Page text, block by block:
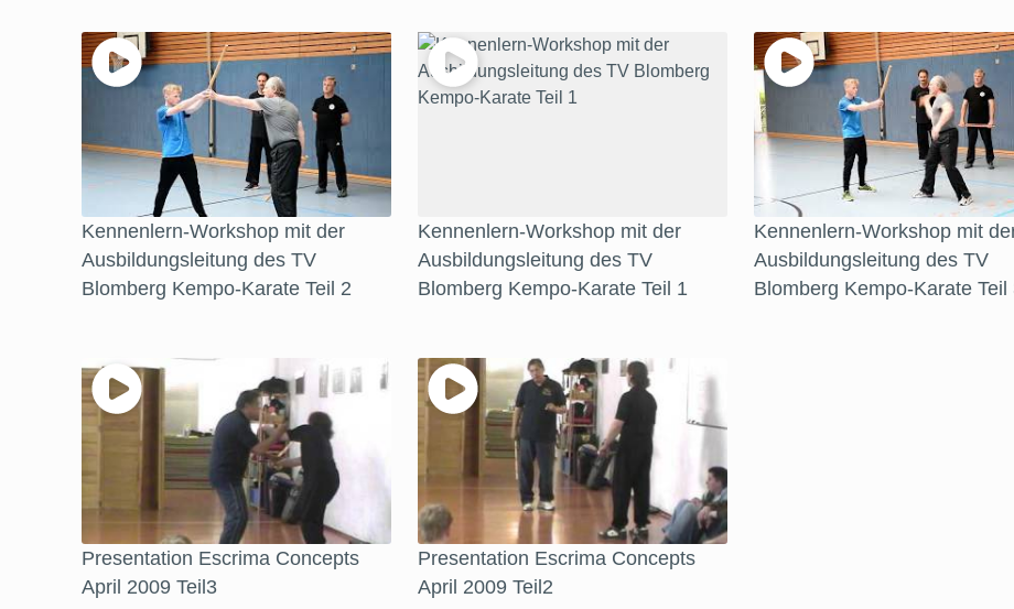
Kennenlern-Workshop mit der
Ausbildungsleitung des TV
Blomberg Kempo-Karate Teil 2
Kennenlern-Workshop mit der
Ausbildungsleitung des TV
Blomberg Kempo-Karate Teil 1
Kennenlern-Workshop mit
Ausbildungsleitung des TV
Blomberg Kempo-Karate Teil
Presentation Escrima Concepts
April 2009 Teil3
Presentation Escrima Concepts
April 2009 Teil2